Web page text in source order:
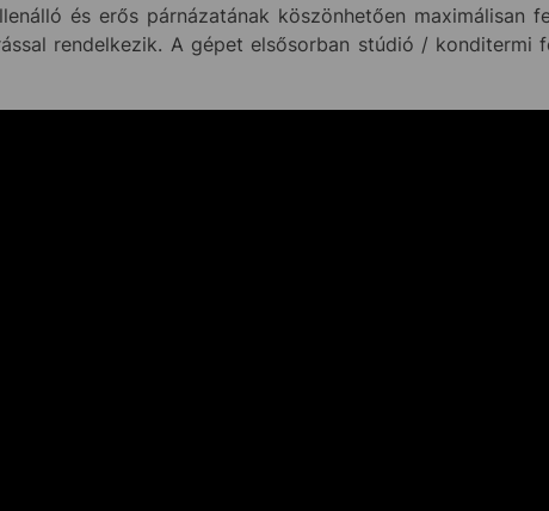
és erős párnázatának köszönhetően
rendelkezik. A gépet elsősorban stúdió /